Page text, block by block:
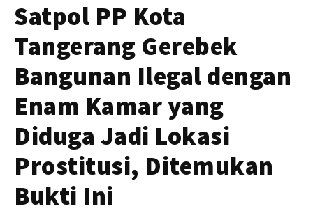
Satpol PP Kota
Tangerang Gerebek
Bangunan Ilegal dengan
Enam Kamar yang
Diduga Jadi Lokasi
Prostitusi, Ditemukan
Bukti Ini